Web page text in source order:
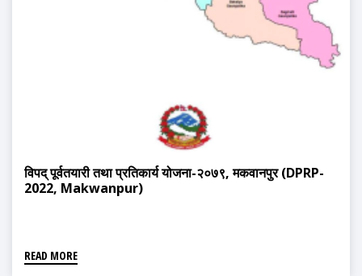
विपद् पूर्वतयारी तथा प्रतिकार्य योजना-२०७९, मकवानपुर (DPRP-
2022, Makwanpur)
READ MORE